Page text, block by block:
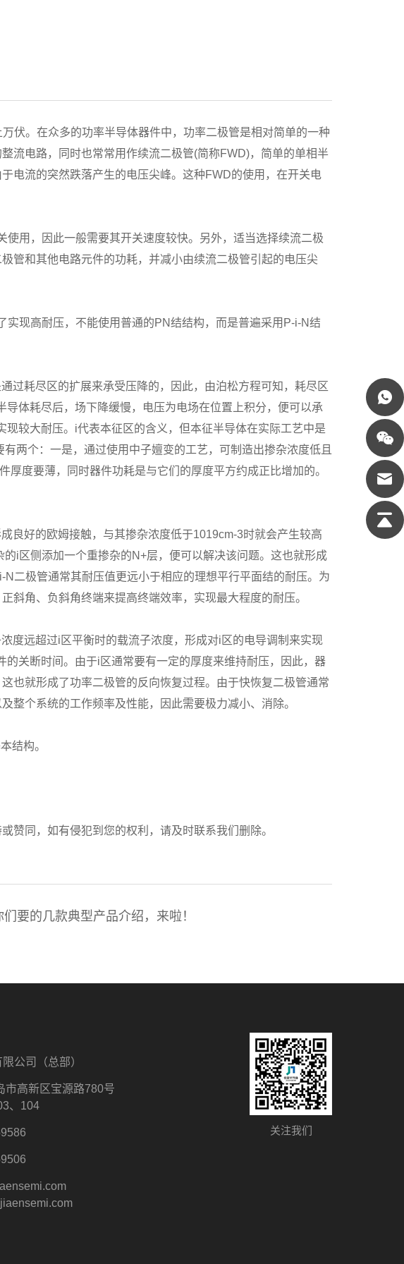
。在众多的功率半导体器件中，功率二极管是相对简单的一种
流电路，同时也常常用作续流二极管(简称FWD)，简单的单相半
电流的突然跌落产生的电压尖峰。这种FWD的使用，在开关电
用，因此一般需要其开关速度较快。另外，适当选择续流二极
管和其他电路元件的功耗，并减小由续流二极管引起的电压尖
现高耐压，不能使用普通的PN结结构，而是普遍采用P-i-N结
耗尽区的扩展来承受压降的，因此，由泊松方程可知，耗尽区
体耗尽后，场下降缓慢，电压为电场在位置上积分，便可以承
较大耐压。i代表本征区的含义，但本征半导体在实际工艺中是
两个：一是，通过使用中子嬗变的工艺，可制造出掺杂浓度低且
度要薄，同时器件功耗是与它们的厚度平方约成正比增加的。
好的欧姆接触，与其掺杂浓度低于1019cm-3时就会产生较高
i区侧添加一个重掺杂的N+层，便可以解决该问题。这也就形成
二极管通常其耐压值更远小于相应的理想平行平面结的耐压。为
斜角、负斜角终端来提高终端效率，实现最大程度的耐压。
度远超过i区平衡时的载流子浓度，形成对i区的电导调制来实现
关断时间。由于i区通常要有一定的厚度来维持耐压，因此，器
也就形成了功率二极管的反向恢复过程。由于快恢复二极管通常
整个系统的工作频率及性能，因此需要极力减小、消除。
结构。
或赞同，如有侵犯到您的权利，请及时联系我们删除。
们要的几款典型产品介绍，来啦！
公司（总部）
市高新区宝源路780号
、104
关注我们